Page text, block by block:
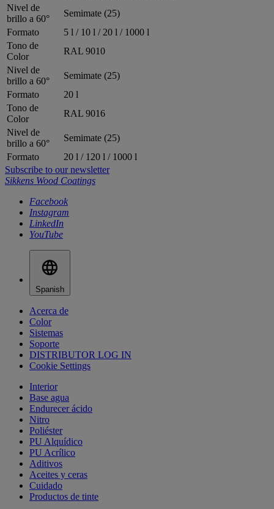
Nivel de
brillo a 60°
Semimate (25)
Formato
5 l / 10 l / 20 l / 1000 l
Tono de
Color
RAL 9010
Nivel de
brillo a 60°
Semimate (25)
Formato
20 l
Tono de
Color
RAL 9016
Nivel de
brillo a 60°
Semimate (25)
Formato
20 l / 120 l / 1000 l
Subscribe to our newsletter
Sikkens Wood Coatings
Facebook
Instagram
LinkedIn
YouTube
Spanish
Acerca de
Color
Sistemas
Soporte
DISTRIBUTOR LOG IN
Cookie Settings
Interior
Base agua
Endurecer ácido
Nitro
Poliéster
PU Alquídico
PU Acrílico
Aditivos
Aceites y ceras
Cuidado
Productos de tinte